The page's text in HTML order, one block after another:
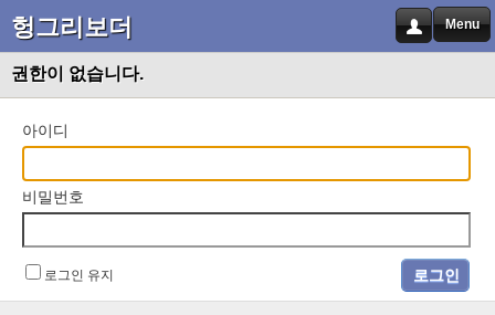
헝그리보더 Menu
권한이 없습니다.
아이디
비밀번호
로그인 유지